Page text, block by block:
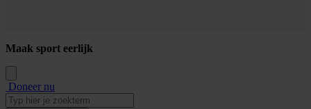
Maak sport eerlijk
Doneer nu